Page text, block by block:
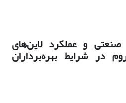
صنعتی و عملکرد لاین‌های
در شرایط بهره‌برداران